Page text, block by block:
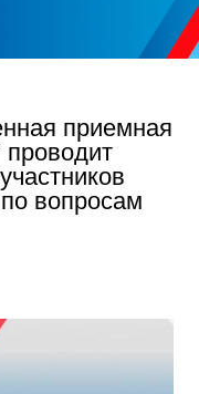
приемная
вопросам